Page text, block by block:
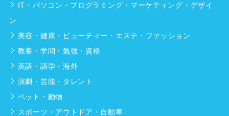
IT・パソコン・プログラミング・マーケティング・デザイ
ン
美容・健康・ビューティー・エステ・ファッション
教養・学問・勉強・資格
英語・語学・海外
演劇・芸能・タレント
ペット・動物
スポーツ・アウトドア・自動車